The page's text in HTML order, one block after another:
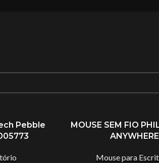
Pebble
MOUSE SEM FIO
ANYWHERE
Mouse para